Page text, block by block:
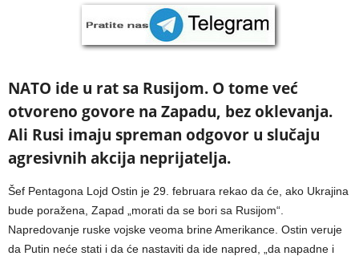
NATO ide u rat sa Rusijom. O tome već
otvoreno govore na Zapadu, bez oklevanja.
Ali Rusi imaju spreman odgovor u slučaju
agresivnih akcija neprijatelja.
Šef Pentagona Lojd Ostin je 29. februara rekao da će, ako Ukrajina
bude poražena, Zapad „morati da se bori sa Rusijom“.
Napredovanje ruske vojske veoma brine Amerikance. Ostin veruje
da Putin neće stati i da će nastaviti da ide napred, „da napadne i